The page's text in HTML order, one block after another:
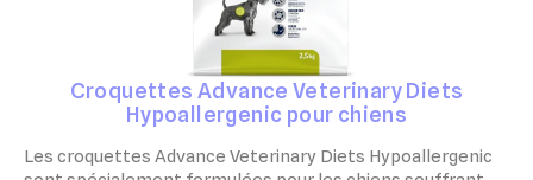
Croquettes Advance Veterinary Diets
Hypoallergenic pour chiens
Les croquettes Advance Veterinary Diets Hypoallergenic